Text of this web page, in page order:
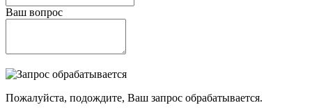
Ваш вопрос
Пожалуйста, подождите, Ваш запрос обрабатывается.